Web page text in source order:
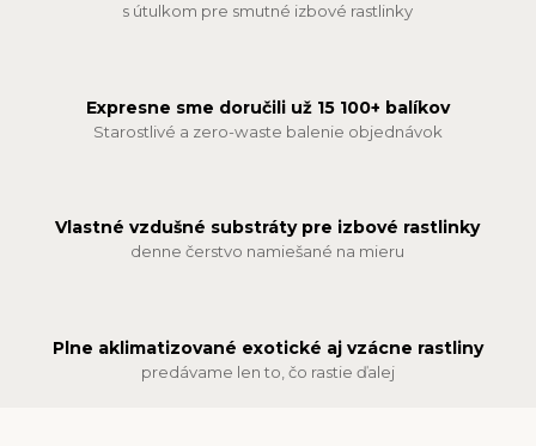
s útulkom pre smutné izbové rastlinky
Expresne sme doručili už 15 100+ balíkov
Starostlivé a zero-waste balenie objednávok
Vlastné vzdušné substráty pre izbové rastlinky
denne čerstvo namiešané na mieru
Plne aklimatizované exotické aj vzácne rastliny
predávame len to, čo rastie ďalej